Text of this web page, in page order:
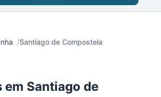
Santiago de Compostela
em Santiago de